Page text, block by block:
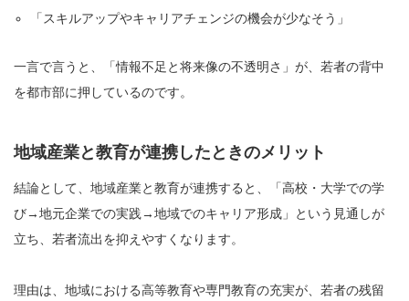
「スキルアップやキャリアチェンジの機会が少なそう」
一言で言うと、「情報不足と将来像の不透明さ」が、若者の背中
を都市部に押しているのです。
地域産業と教育が連携したときのメリット
結論として、地域産業と教育が連携すると、「高校・大学での学
び→地元企業での実践→地域でのキャリア形成」という見通しが
立ち、若者流出を抑えやすくなります。
理由は、地域における高等教育や専門教育の充実が、若者の残留